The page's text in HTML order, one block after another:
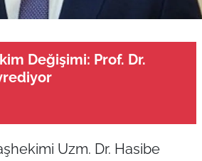
Değişimi: Prof. Dr.
Uzm. Dr. Hasibe